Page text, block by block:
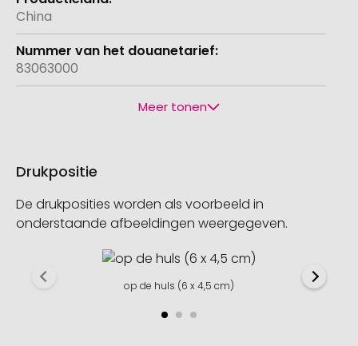
China
83063000
Meer tonen
Drukpositie
De drukposities worden als voorbeeld in
onderstaande afbeeldingen weergegeven.
op de huls (6 x 4,5 cm)